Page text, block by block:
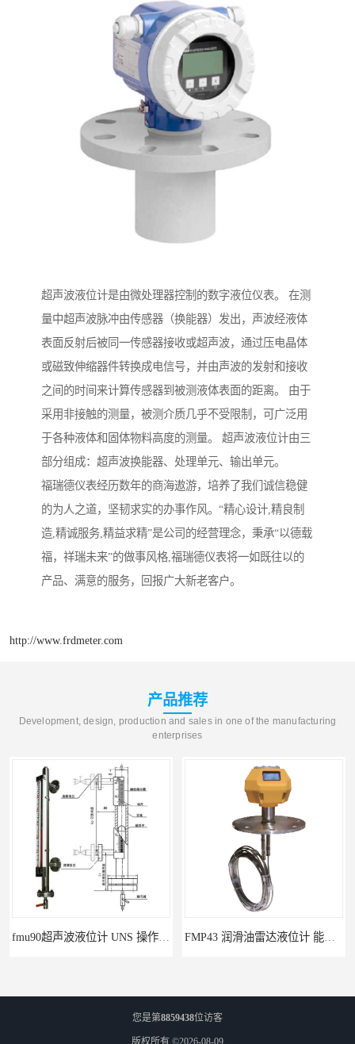
超声波液位计是由微处理器控制的数字液位仪表。 在测
量中超声波脉冲由传感器（换能器）发出，声波经液体
表面反射后被同一传感器接收或超声波，通过压电晶体
或磁致伸缩器件转换成电信号，并由声波的发射和接收
之间的时间来计算传感器到被测液体表面的距离。 由于
采用非接触的测量，被测介质几乎不受限制，可广泛用
于各种液体和固体物料高度的测量。 超声波液位计由三
部分组成：超声波换能器、处理单元、输出单元。
福瑞德仪表经历数年的商海遨游，培养了我们诚信稳健
的为人之道，坚韧求实的办事作风。“精心设计,精良制
造,精诚服务,精益求精”是公司的经营理念，秉承“以德载
福，祥瑞未来”的做事风格,福瑞德仪表将一如既往以的
产品、满意的服务，回报广大新老客户。
http://www.frdmeter.com
产品推荐
Development, design, production and sales in one of the manufacturing
enterprises
fmu90超声波液位计 UNS 操作简单 FMP43 润滑油雷达液位计 能够提供定制服务
您是第8859438位访客
版权所有 ©2026-08-09